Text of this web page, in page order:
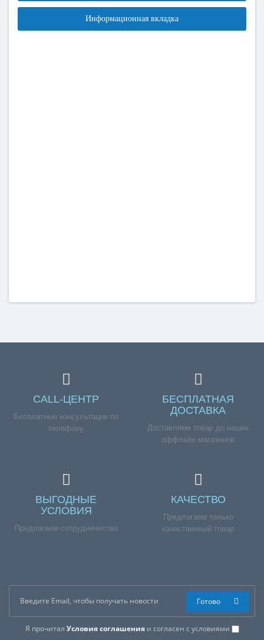
Информационная вкладка
CALL-ЦЕНТР
Бесплатные консультации по
телефону
БЕСПЛАТНАЯ
ДОСТАВКА
Доставляем товар до наших
оффлайн магазинов
ВЫГОДНЫЕ
УСЛОВИЯ
Предлагаем сотрудничество
КАЧЕСТВО
Предлагаем только
качественный товар
Я прочитал Условия соглашенияи согласен с условиями
Готово